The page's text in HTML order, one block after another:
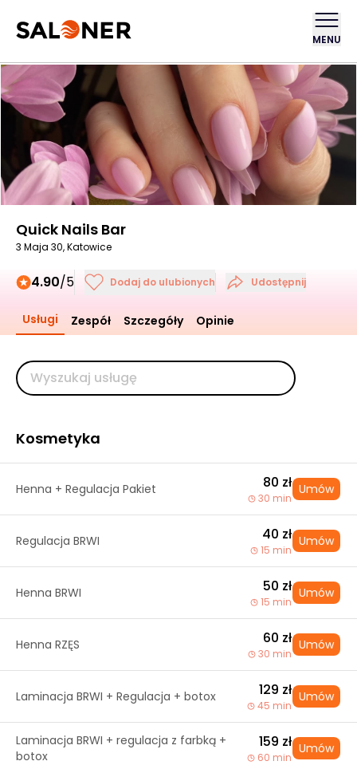
MENU
Quick Nails Bar
3 Maja 30, Katowice
4.90/5 Dodaj do ulubionych Udostępnij
Usługi Zespół Szczegóły Opinie
Kosmetyka
Henna + Regulacja Pakiet 80 zł
30 min
Umów
Regulacja BRWI 40 zł
15 min
Umów
Henna BRWI 50 zł
15 min
Umów
Henna RZĘS 60 zł
30 min
Umów
Laminacja BRWI + Regulacja + botox 129 zł
45 min
Umów
Laminacja BRWI + regulacja z farbką +
botox
159 zł
60 min
Umów